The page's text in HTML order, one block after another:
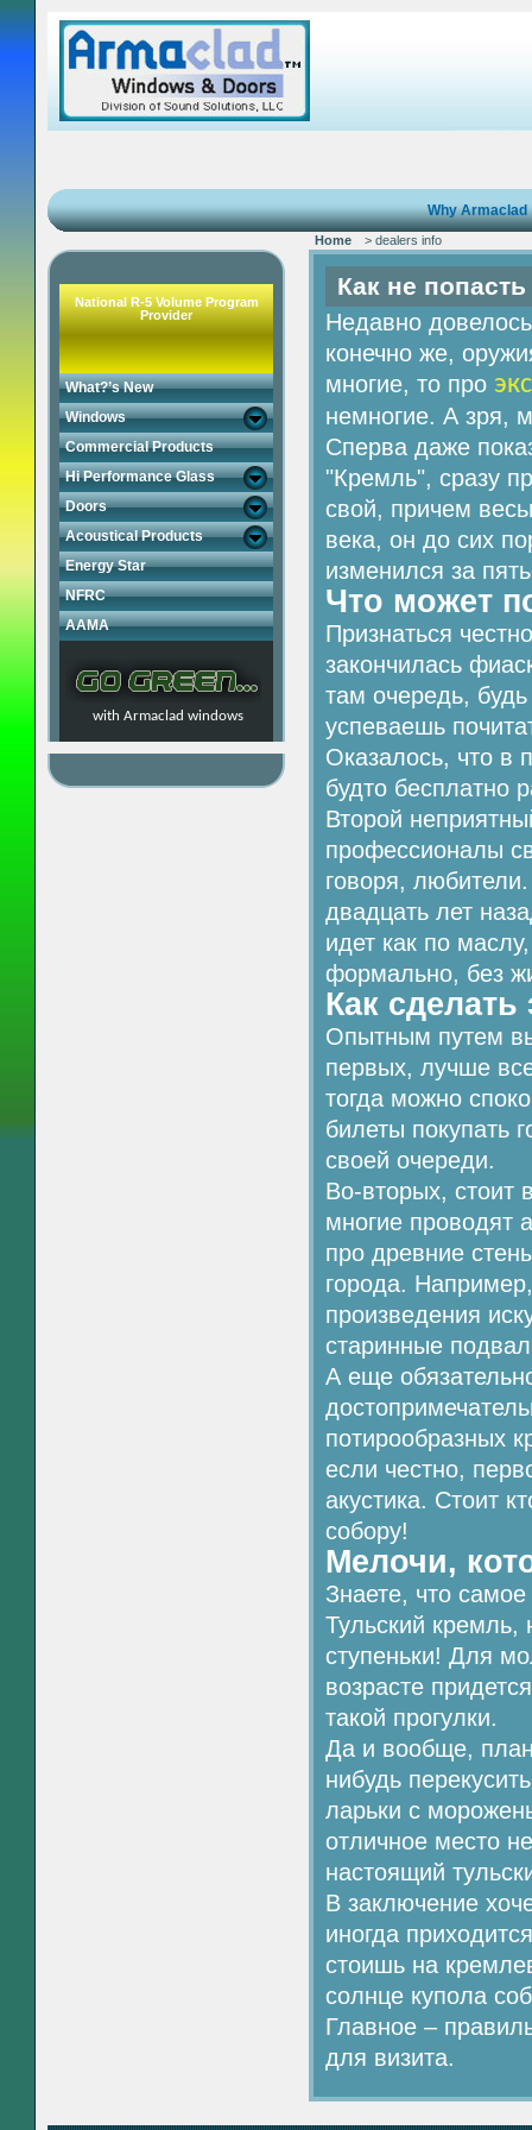
Why Armaclad
Home > dealers info
Как не
Недавно
конечно же,
многие, то про
немногие. А зря,
Сперва даже
"Кремль", сразу
свой, причем
века, он до сих
изменился за
Что может
Признаться
закончилась
там очередь,
успеваешь
Оказалось, что в
будто бесплатно
Второй
профессионалы
говоря, любители.
двадцать лет
идет как по
формально, без
Как
Опытным путем
первых, лучше
тогда можно
билеты покупать
своей очереди.
Во-вторых, стоит
многие проводят
про древние
города.
произведения
старинные
А еще
потирообразных
если честно,
акустика. Стоит
собору!
Мелочи,
Знаете, что
Тульский кремль,
ступеньки! Для
возрасте
такой прогулки.
Да и вообще,
нибудь
ларьки с
отличное место
настоящий
В заключение
иногда
стоишь на
солнце купола
Главное –
для визита.
National R-5 Volume Program
Provider
What?’s New
Windows
Commercial Products
Hi Performance Glass
Doors
Acoustical Products
Energy Star
NFRC
AAMA
with Armaclad windows